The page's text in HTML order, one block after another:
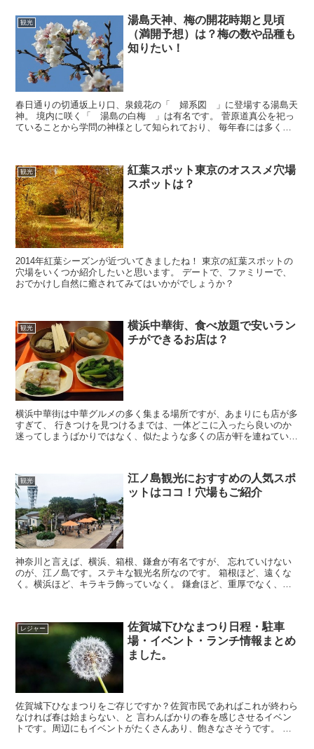
観光
湯島天神、梅の開花時期と見頃
（満開予想）は？梅の数や品種も
知りたい！
春日通りの切通坂上り口、泉鏡花の「 婦系図 」に登場する湯島天
神。 境内に咲く「 湯島の白梅 」は有名です。 菅原道真公を祀っ
ていることから学問の神様として知られており、 毎年春には多くの
観光
紅葉スポット東京のオススメ穴場
スポットは？
2014年紅葉シーズンが近づいてきましたね！ 東京の紅葉スポットの
穴場をいくつか紹介したいと思います。 デートで、ファミリーで、
おでかけし自然に癒されてみてはいかがでしょうか？
観光
横浜中華街、食べ放題で安いラン
チができるお店は？
横浜中華街は中華グルメの多く集まる場所ですが、あまりにも店が多
すぎて、 行きつけを見つけるまでは、一体どこに入ったら良いのか
迷ってしまうばかりではなく、似たような多くの店が軒を連ねてい
観光
江ノ島観光におすすめの人気スポ
ットはココ！穴場もご紹介
神奈川と言えば、横浜、箱根、鎌倉が有名ですが、 忘れていけない
のが、江ノ島です。ステキな観光名所なのです。 箱根ほど、遠くな
く。横浜ほど、キラキラ飾っていなく。 鎌倉ほど、重厚でなく、丁
レジャー
佐賀城下ひなまつり日程・駐車
場・イベント・ランチ情報まとめ
ました。
佐賀城下ひなまつりをご存じですか？佐賀市民であればこれが終わら
なければ春は始まらない、と 言わんばかりの春を感じさせるイベン
トです。周辺にもイベントがたくさんあり、飽きなさそうです。 今